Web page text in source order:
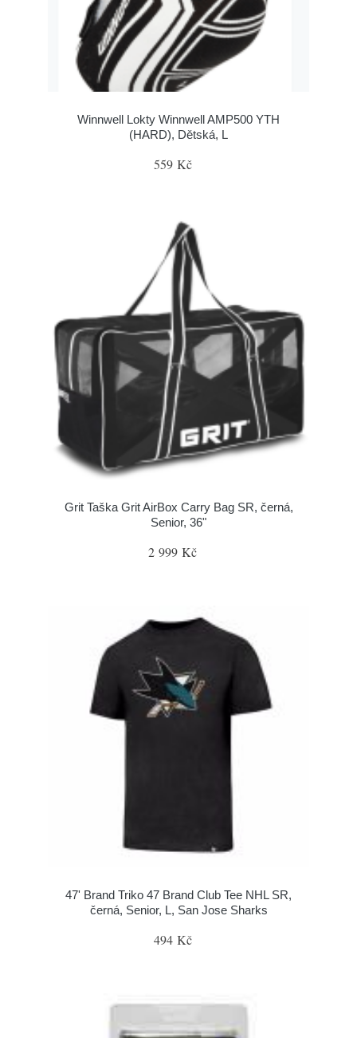
Winnwell Lokty Winnwell AMP500 YTH
(HARD), Dětská, L
559 Kč
Grit Taška Grit AirBox Carry Bag SR, černá,
Senior, 36"
2 999 Kč
47' Brand Triko 47 Brand Club Tee NHL SR,
černá, Senior, L, San Jose Sharks
494 Kč